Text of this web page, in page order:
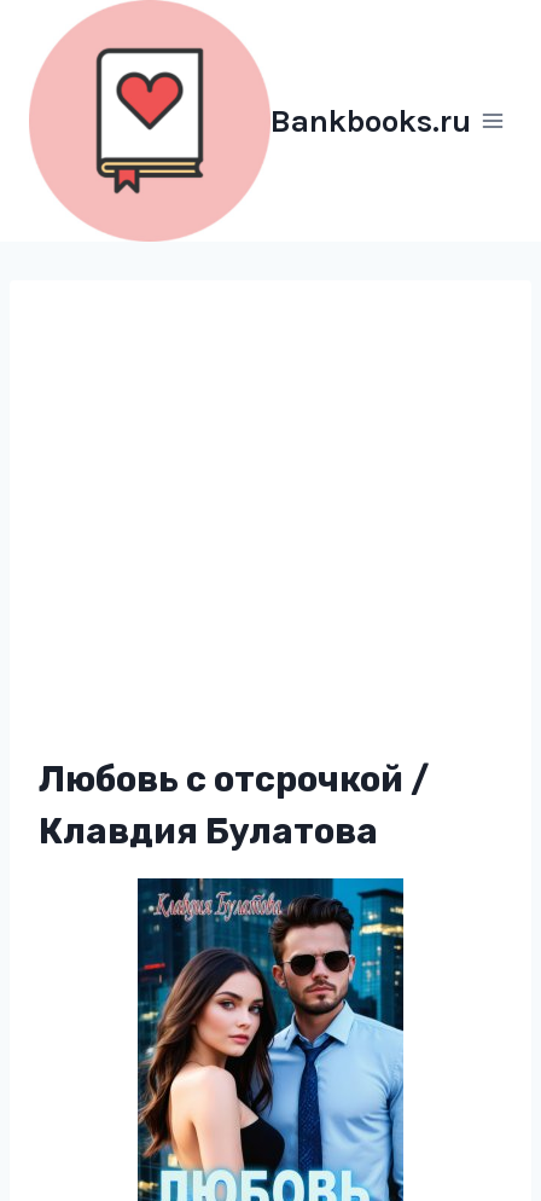
Перейти
содержимому
Bankbooks.ru
Любовь с отсрочкой /
Клавдия Булатова